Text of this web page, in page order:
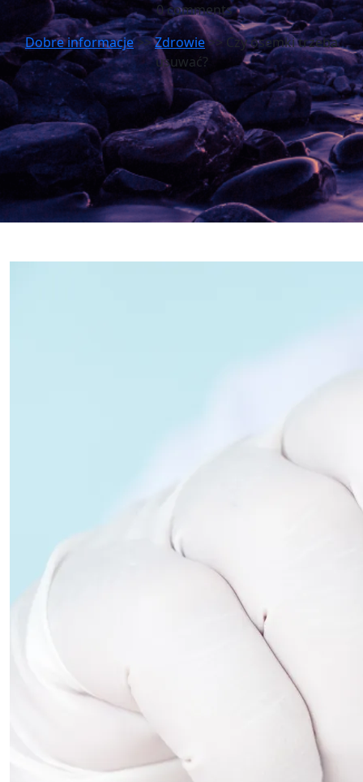
0 comments
Dobre informacje>>Zdrowie>> Czy ósemki trzeba
usuwać?